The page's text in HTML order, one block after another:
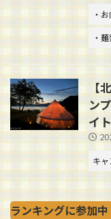
・
・
【
ン
イ
キ
ランキングに参加